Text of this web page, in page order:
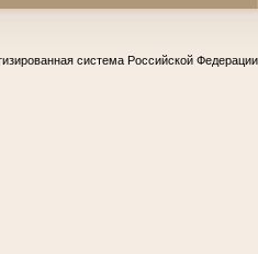
система Российской